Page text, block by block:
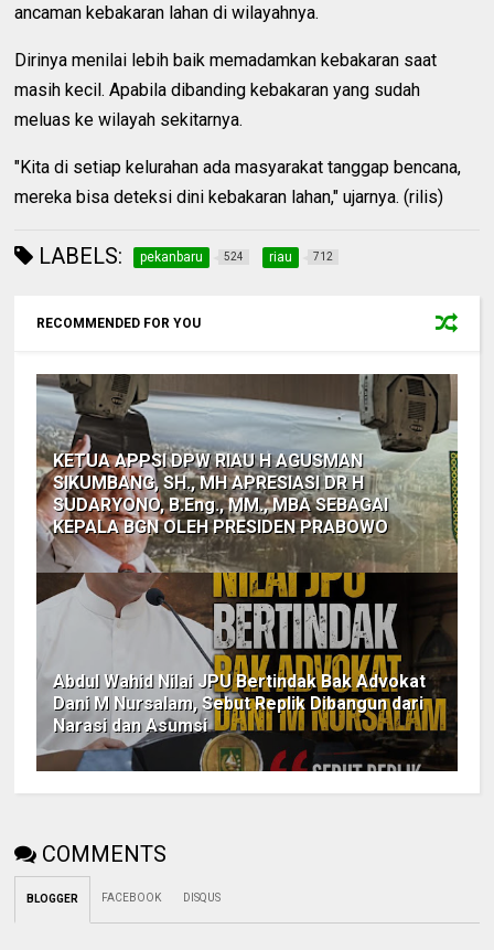
ancaman kebakaran lahan di wilayahnya.
Dirinya menilai lebih baik memadamkan kebakaran saat
masih kecil. Apabila dibanding kebakaran yang sudah
meluas ke wilayah sekitarnya.
"Kita di setiap kelurahan ada masyarakat tanggap bencana,
mereka bisa deteksi dini kebakaran lahan," ujarnya. (rilis)
LABELS: pekanbaru 524 riau 712
RECOMMENDED FOR YOU
KETUA APPSI DPW RIAU H AGUSMAN
SIKUMBANG, SH., MH APRESIASI DR H
SUDARYONO, B.Eng., MM., MBA SEBAGAI
KEPALA BGN OLEH PRESIDEN PRABOWO
Abdul Wahid Nilai JPU Bertindak Bak Advokat
Dani M Nursalam, Sebut Replik Dibangun dari
Narasi dan Asumsi
COMMENTS
BLOGGER FACEBOOK DISQUS